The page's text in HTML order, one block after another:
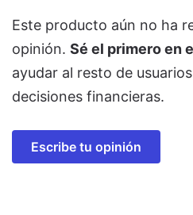
Este producto aún no ha
opinión. Sé el primero en
ayudar al resto de
decisiones financieras.
Escribe tu opinión